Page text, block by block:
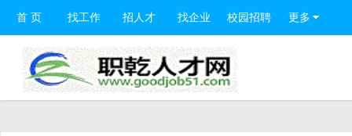
首 页 找工作 招人才 找企业 校园招聘 更多